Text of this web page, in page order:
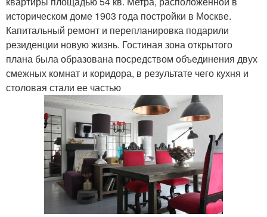
историческом доме 1903 года постройки в Москве.
Капитальный ремонт и перепланировка подарили
резиденции новую жизнь. Гостиная зона открытого
плана была образована посредством объединения двух
смежных комнат и коридора, в результате чего кухня и
столовая стали ее частью